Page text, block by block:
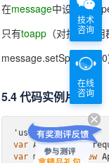
在message中设置
只有toapp （对指定应
5.4 代码实例片段
'use strict';
var
var message = new
技术
咨询
在线
咨询